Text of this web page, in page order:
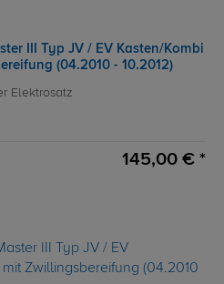
III Typ JV / EV Kasten/Kombi
(04.2010 - 10.2012)
Elektrosatz
145,00 € *